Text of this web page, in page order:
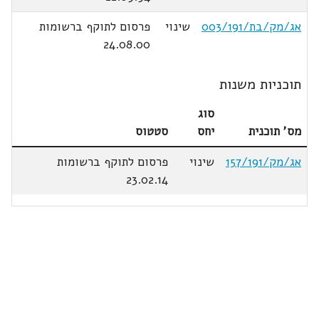
אג/מק/בת/003/191
שינוי
פרסום לתוקף ברשומות
24.08.00
תוכניות משנות
מס' תוכנית
סוג
יחס
סטטוס
אג/מק/157/191
שינוי
פרסום לתוקף ברשומות
23.02.14